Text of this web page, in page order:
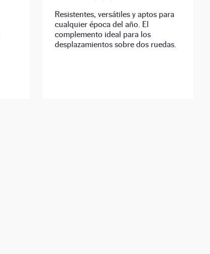
Resistentes, versátiles y aptos para
cualquier época del año. El
complemento ideal para los
desplazamientos sobre dos ruedas.